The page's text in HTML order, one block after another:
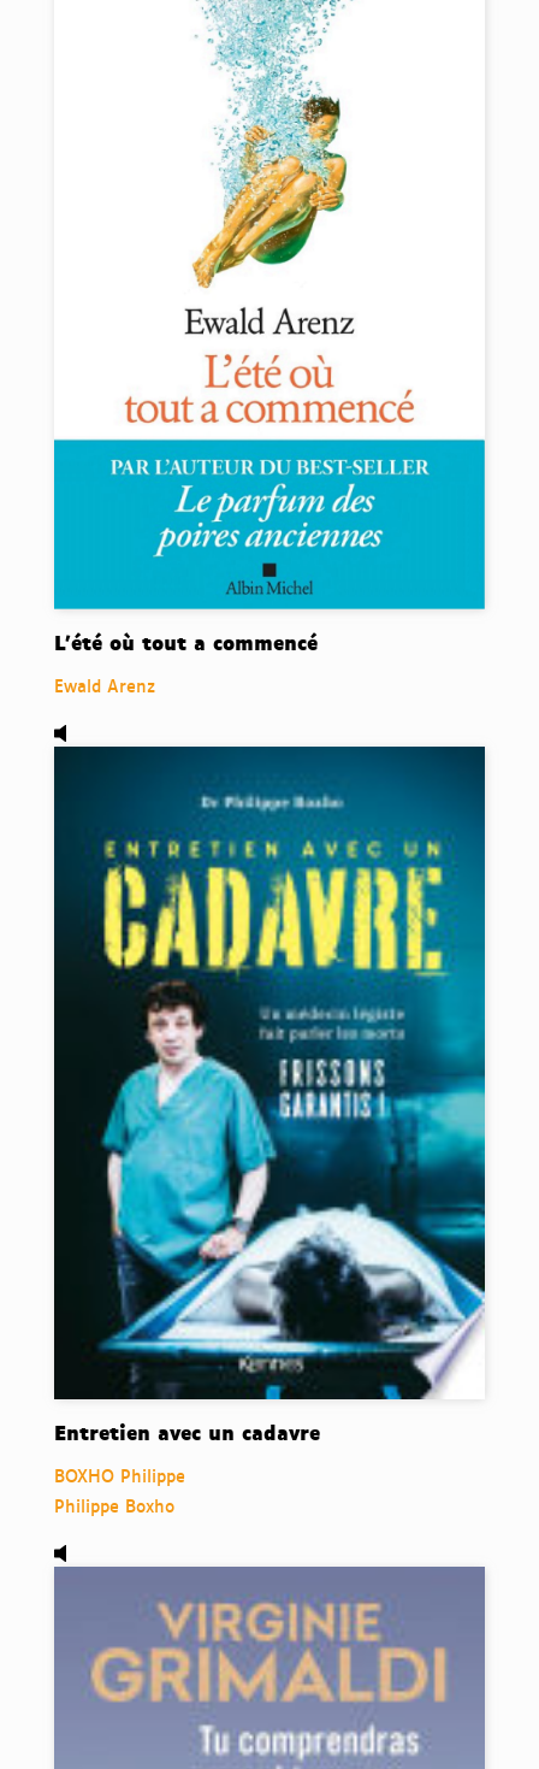
L'été où tout a commencé
Ewald Arenz
Audio,
Entretien avec un cadavre
BOXHO Philippe
Philippe Boxho
Audio,